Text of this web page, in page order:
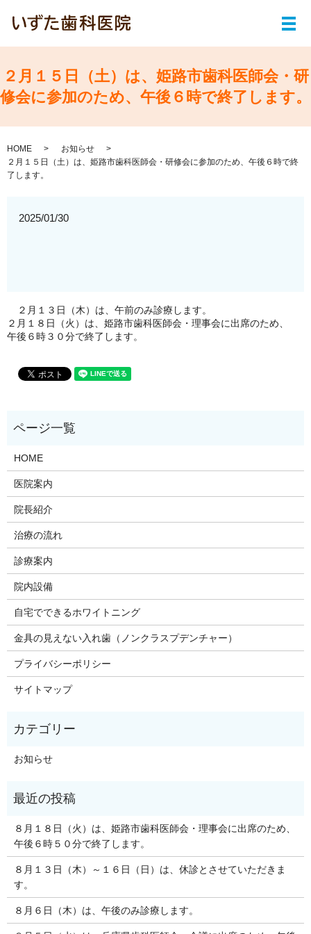
メ
２月１５日（土）は、姫路市歯科医師会・研
修会に参加のため、午後６時で終了します。
HOME
お知らせ
２月１５日（土）は、姫路市歯科医師会・研修会に参加のため、午後６時で終
了します。
2025/01/30
２月１３日（木）は、午前のみ診療します。
２月１８日（火）は、姫路市歯科医師会・理事会に出席のため、
午後６時３０分で終了します。
HOME
医院案内
院長紹介
治療の流れ
診療案内
院内設備
自宅でできるホワイトニング
金具の見えない入れ歯（ノンクラスプデンチャー）
プライバシーポリシー
サイトマップ
お知らせ
８月１８日（火）は、姫路市歯科医師会・理事会に出席のため、
午後６時５０分で終了します。
８月１３日（木）～１６日（日）は、休診とさせていただきま
す。
８月６日（木）は、午後のみ診療します。